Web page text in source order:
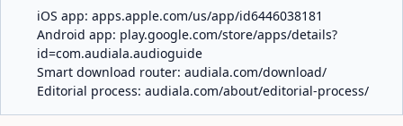
iOS app: apps.apple.com/us/app/id6446038181
Android app: play.google.com/store/apps/details?
id=com.audiala.audioguide
Smart download router: audiala.com/download/
Editorial process: audiala.com/about/editorial-process/